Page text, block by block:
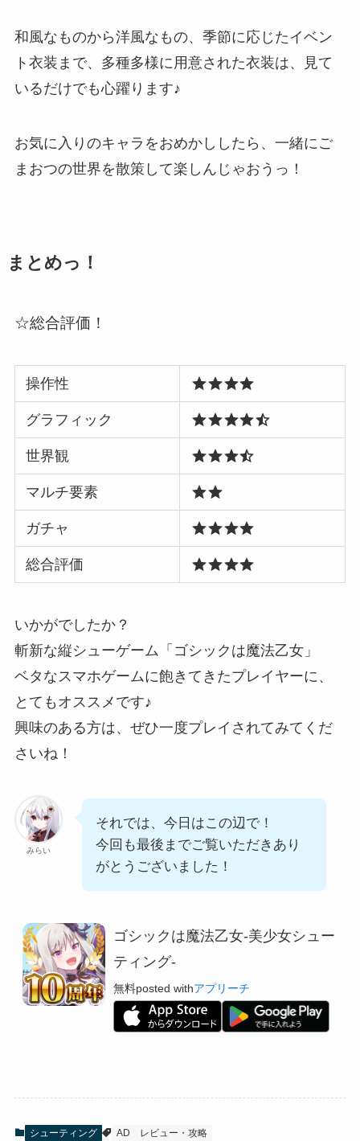
和風なものから洋風なもの、季節に応じたイベン
ト衣装 まで、多種多様に用意された衣装は、見て
いるだけでも心躍ります♪
お気に入りのキャラをおめかししたら、一緒にご
まおつの世界を散策して楽しんじゃおうっ！
まとめっ！
☆総合評価！
操作性
グラフィック
世界観
マルチ要素
ガチャ
総合評価
いかがでしたか？
斬新な縦シューゲーム「ゴシックは魔法乙女」
ベタなスマホゲームに飽きてきたプレイヤーに、
とてもオススメです♪
興味のある方は、ぜひ一度プレイされてみてくだ
さいね！
みらい
それでは、今日はこの辺で！
今回も最後までご覧いただきあり
がとうございました！
ゴシックは魔法乙女-美少女シュー
ティング-
無料posted withアプリーチ
シューティング AD レビュー・攻略